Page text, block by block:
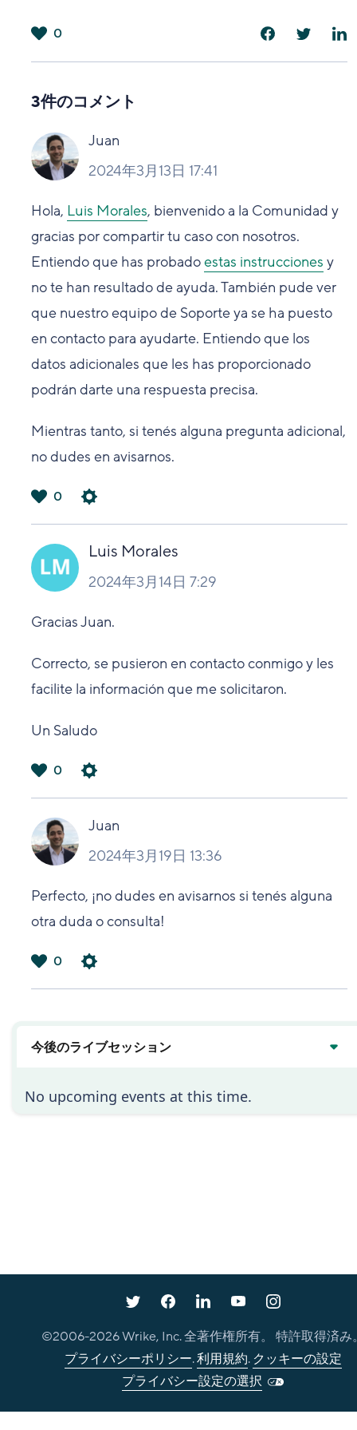
0
3件のコメント
Juan
2024年3月13日 17:41
Hola, Luis Morales, bienvenido a la Comunidad y
gracias por compartir tu caso con nosotros.
Entiendo que has probadoestas instrucciones y
no te han resultado de ayuda. También pude ver
que nuestro equipo de Soporte ya se ha puesto
en contacto para ayudarte. Entiendo que los
datos adicionales que les has proporcionado
podrán darte una respuesta precisa.
Mientras tanto, si tenés alguna pregunta adicional,
no dudes en avisarnos.
い
0
Luis Morales
2024年3月14日 7:29
Gracias Juan.
Correcto, se pusieron en contacto conmigo y les
facilite la información que me solicitaron.
Un Saludo
い
0
Juan
2024年3月19日 13:36
Perfecto, ¡no dudes en avisarnos si tenés alguna
otra duda o consulta!
0
今後のライブセッション
No upcoming events at this time.
©2006-2026Wrike, Inc. 全著作権所有。 特許取得済み
プライバシーポリシー.利用規約. クッキーの設定
プライバシー設定の選択